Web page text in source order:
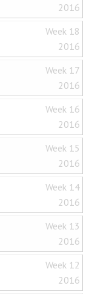
2016
Week 18
2016
Week 17
2016
Week 16
2016
Week 15
2016
Week 14
2016
Week 13
2016
Week 12
2016